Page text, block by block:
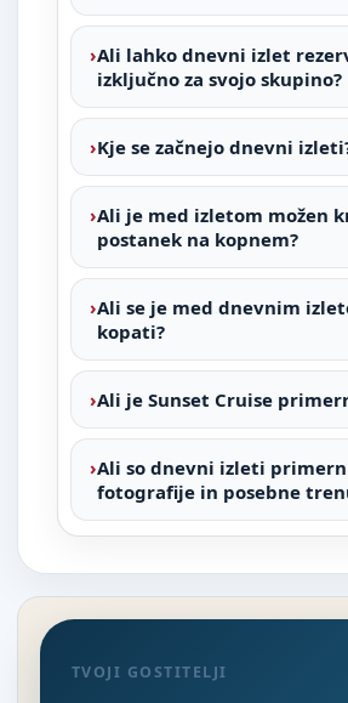
Ali lahko dnevni izlet
izključno za svojo skupino?
Kje se začnejo dnevni
Ali je med izletom možen
postanek na kopnem?
Ali se je med dnevnim
kopati?
Ali je Sunset Cruise
Ali so dnevni izleti
fotografije in posebne
TVOJI GOSTITELJI